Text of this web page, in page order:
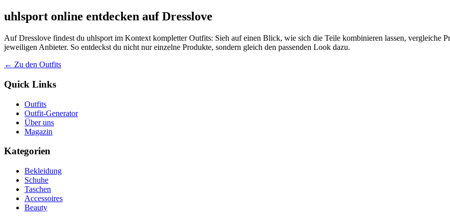
uhlsport online entdecken auf Dresslove
Auf Dresslove findest du uhlsport im Kontext kompletter Outfits: Sieh auf einen Blick, wie sich die Teile kombinieren lassen, vergleiche
jeweiligen Anbieter. So entdeckst du nicht nur einzelne Produkte, sondern gleich den passenden Look dazu.
← Zu den Outfits
Quick Links
Outfits
Outfit-Generator
Über uns
Magazin
Kategorien
Bekleidung
Schuhe
Taschen
Accessoires
Beauty